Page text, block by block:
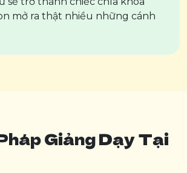
mở ra thật nhiều những cánh
Giảng Dạy Tại